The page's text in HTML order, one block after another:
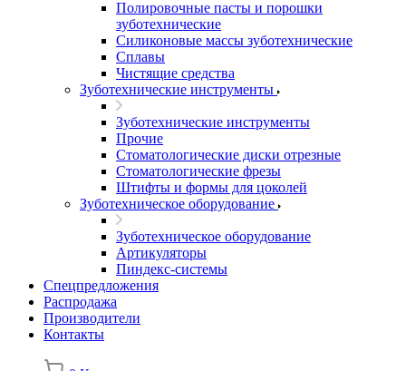
Полировочные пасты и порошки
зуботехнические
Силиконовые массы зуботехнические
Сплавы
Чистящие средства
Зуботехнические инструменты
Зуботехнические инструменты
Прочие
Стоматологические диски отрезные
Стоматологические фрезы
Штифты и формы для цоколей
Зуботехническое оборудование
Зуботехническое оборудование
Артикуляторы
Пиндекс-системы
Спецпредложения
Распродажа
Производители
Контакты